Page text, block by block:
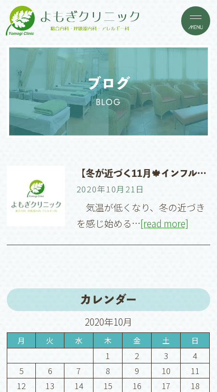
ブログ
BLOG
【冬が近づく11月🍁インフルエンザワクチン💉で流行に備えましょう！】
2020年10月21日
気温が低くなり、冬の近づき
を感じ始める…[read more]
カレンダー
2020年10月
月 火 水 木 金 土 日
1 2 3
4
5
6 7 8 9 10
11
12
13 14 15 16 17
18